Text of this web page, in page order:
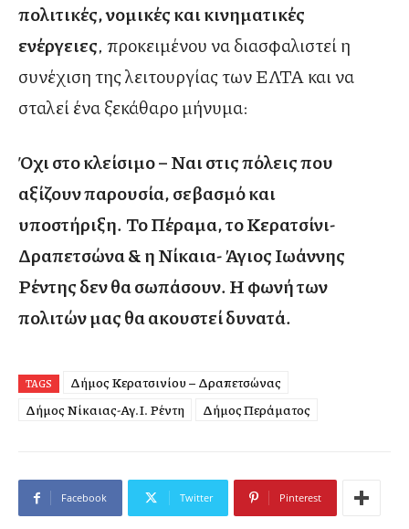
πολιτικές, νομικές και κινηματικές
ενέργειες, προκειμένου να διασφαλιστεί η
συνέχιση της λειτουργίας των ΕΛΤΑ και να
σταλεί ένα ξεκάθαρο μήνυμα:
Όχι στο κλείσιμο – Ναι στις πόλεις που
αξίζουν παρουσία, σεβασμό και
υποστήριξη. Το Πέραμα, το Κερατσίνι-
Δραπετσώνα & η Νίκαια- Άγιος Ιωάννης
Ρέντης δεν θα σωπάσουν. Η φωνή των
πολιτών μας θα ακουστεί δυνατά.
TAGS
Δήμος Κερατσινίου – Δραπετσώνας
Δήμος Νίκαιας-Αγ.Ι. Ρέντη
Δήμος Περάματος
Facebook Twitter Pinterest